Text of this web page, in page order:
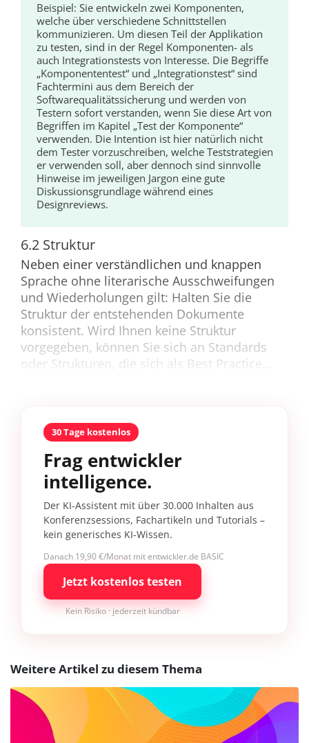
Beispiel: Sie entwickeln zwei Komponenten,
welche über verschiedene Schnittstellen
kommunizieren. Um diesen Teil der Applikation
zu testen, sind in der Regel Komponenten- als
auch Integrationstests von Interesse. Die Begriffe
„Komponententest“ und „Integrationstest“ sind
Fachtermini aus dem Bereich der
Softwarequalitätssicherung und werden von
Testern sofort verstanden, wenn Sie diese Art von
Begriffen im Kapitel „Test der Komponente“
verwenden. Die Intention ist hier natürlich nicht
dem Tester vorzuschreiben, welche Teststrategien
er verwenden soll, aber dennoch sind sinnvolle
Hinweise im jeweiligen Jargon eine gute
Diskussionsgrundlage während eines
Designreviews.
6.2 Struktur
Neben einer verständlichen und knappen
Sprache ohne literarische Ausschweifungen
und Wiederholungen gilt: Halten Sie die
Struktur der entstehenden Dokumente
konsistent. Wird Ihnen keine Struktur
vorgegeben, können Sie sich an Standards
oder Strukturen, die sich als Best Practice...
30 Tage kostenlos
Frag entwickler
intelligence.
Der KI-Assistent mit über 30.000 Inhalten aus
Konferenzsessions, Fachartikeln und Tutorials –
kein generisches KI-Wissen.
Danach 19,90 €/Monat mit entwickler.de BASIC
Jetzt kostenlos testen
Kein Risiko · jederzeit kündbar
Weitere Artikel zu diesem Thema